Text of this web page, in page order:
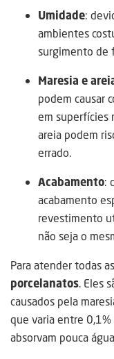
Umidade:
ambientes
surgimento de
Maresia e
podem causar
em superfícies
areia podem
errado.
Acabamento:
acabamento
revestimento
não seja o
Para atender todas
porcelanatos. Eles
causados pela
que varia entre
absorvam pouca